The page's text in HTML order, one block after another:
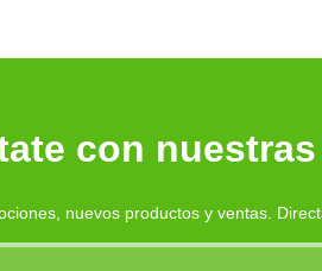
con
nuevos productos y ventas.